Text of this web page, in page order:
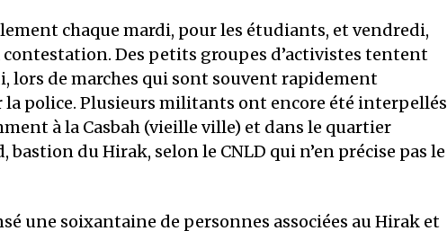
chaque mardi, pour les étudiants, et vendredi,
Des petits groupes d’activistes tentent
lors de marches qui sont souvent rapidement
la police. Plusieurs militants ont encore été interpellés
à la Casbah (vieille ville) et dans le quartier
bastion du Hirak, selon le CNLD qui n’en précise pas le
une soixantaine de personnes associées au Hirak et